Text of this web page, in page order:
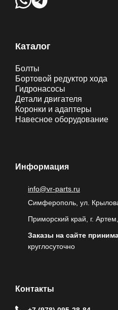
Каталог
Болты
Бортовой редуктор хода
Гидронасосы
Детали двигателя
Коронки и адаптеры
Навесное оборудование
Информация
info@vr-parts.ru
Симферополь, ул.
Приморский край, г.
Заказы на сайте
круглосуточно
Контакты